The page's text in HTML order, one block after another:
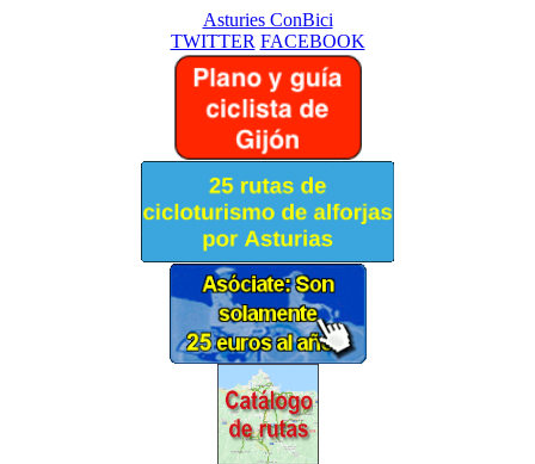
Asturies ConBici
TWITTER FACEBOOK